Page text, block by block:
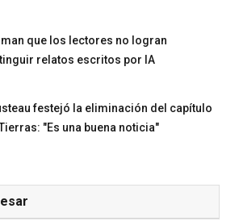
que los lectores no logran
relatos escritos por IA
festejó la eliminación del capítulo
"Es una buena noticia"